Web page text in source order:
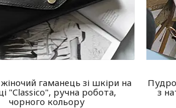
гаманець зі шкіри на
"Classico", ручна робота,
чорного кольору
з